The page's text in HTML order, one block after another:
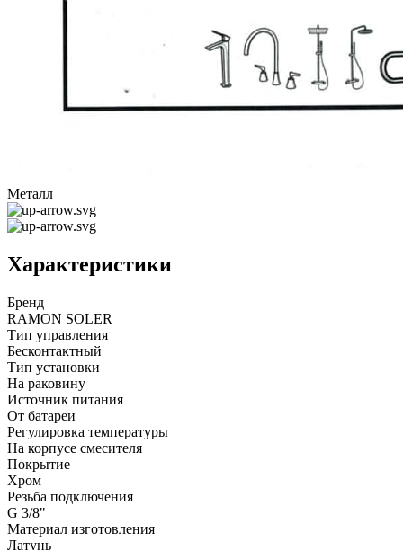
Металл
Характеристики
Бренд
RAMON SOLER
Тип управления
Бесконтактный
Тип установки
На раковину
Источник питания
От батареи
Регулировка температуры
На корпусе смесителя
Покрытие
Хром
Резьба подключения
G 3/8"
Материал изготовления
Латунь